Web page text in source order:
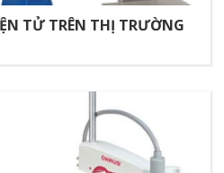
TỬ TRÊN THỊ TRƯỜNG